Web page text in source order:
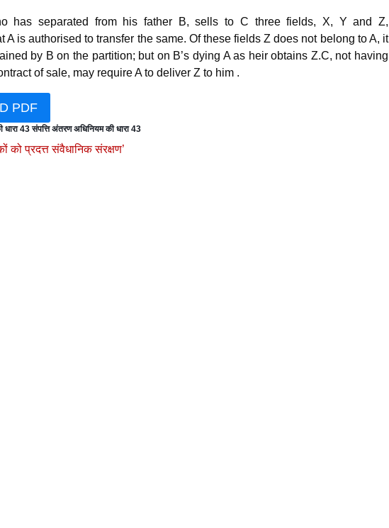
has separated from his father B, sells to C three fields, X, Y and Z,
A is authorised to transfer the same. Of these fields Z does not belong to A, it
by B on the partition; but on B’s dying A as heir obtains Z.C, not having
of sale, may require A to deliver Z to him .
PDF
43 संपत्ति अंतरण अधिनियम की धारा 43